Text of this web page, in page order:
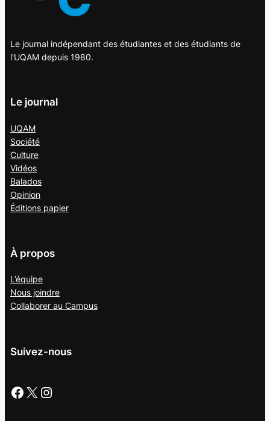
Le journal indépendant des étudiantes et des étudiants de
l'UQAM depuis 1980.
Le journal
UQAM
Société
Culture
Vidéos
Balados
Opinion
Éditions papier
À propos
L’équipe
Nous joindre
Collaborer au Campus
Suivez-nous
Facebook X Instagram